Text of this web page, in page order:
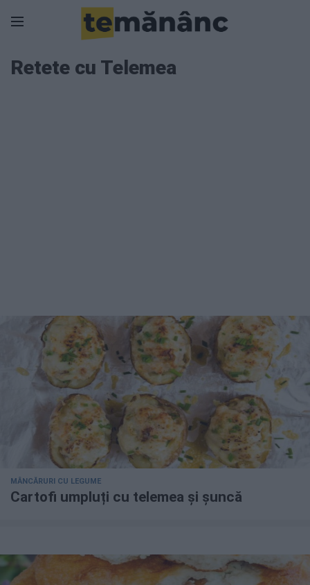
Retete cu Telemea
MÂNCĂRURI CU LEGUME
Cartofi umpluți cu telemea și șuncă